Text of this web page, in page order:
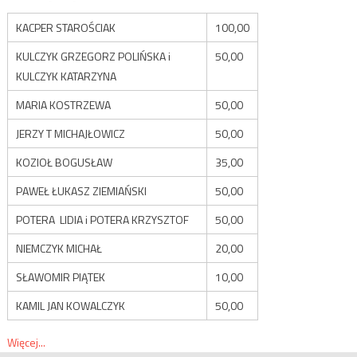
KACPER STAROŚCIAK
100,00
KULCZYK GRZEGORZ POLIŃSKA i
KULCZYK KATARZYNA
50,00
MARIA KOSTRZEWA
50,00
JERZY T MICHAJŁOWICZ
50,00
KOZIOŁ BOGUSŁAW
35,00
PAWEŁ ŁUKASZ ZIEMIAŃSKI
50,00
POTERA LIDIA i POTERA KRZYSZTOF
50,00
NIEMCZYK MICHAŁ
20,00
SŁAWOMIR PIĄTEK
10,00
KAMIL JAN KOWALCZYK
50,00
Więcej...